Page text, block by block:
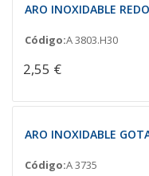
ARO INOXIDABLE
Código:A 3803.H30
2,55 €
ARO INOXIDABLE
Código:A 3735